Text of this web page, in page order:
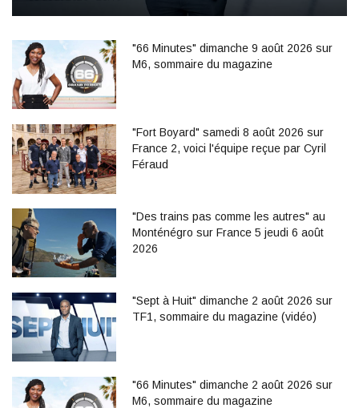
"66 Minutes" dimanche 9 août 2026 sur
M6, sommaire du magazine
"Fort Boyard" samedi 8 août 2026 sur
France 2, voici l'équipe reçue par Cyril
Féraud
"Des trains pas comme les autres" au
Monténégro sur France 5 jeudi 6 août
2026
"Sept à Huit" dimanche 2 août 2026 sur
TF1, sommaire du magazine (vidéo)
"66 Minutes" dimanche 2 août 2026 sur
M6, sommaire du magazine